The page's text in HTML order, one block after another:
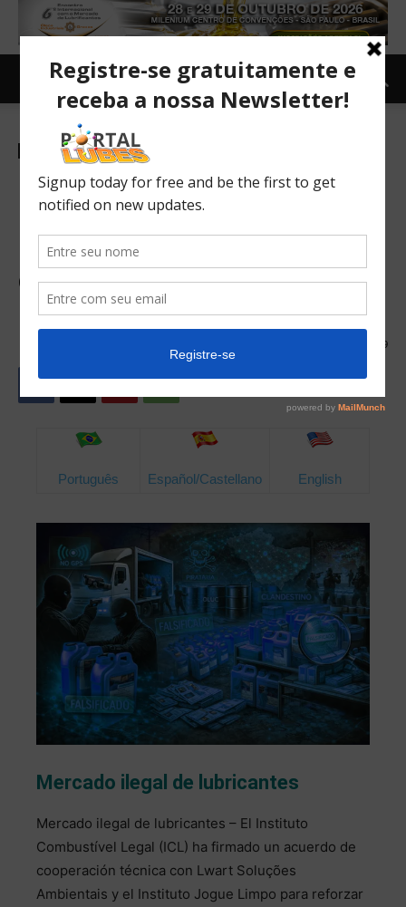
Newsletter-es
Colaboración entre el ICL,
Lwart y el Instituto Jogue
Limpo refuerza la lucha
contra el mercado ilegal de
lubricantes
19
Português Español/Castellano English
Mercado ilegal de lubricantes
Mercado ilegal de lubricantes – El Instituto
Combustível Legal (ICL) ha firmado un acuerdo de
cooperación técnica con Lwart Soluções
Ambientais y el Instituto Jogue Limpo para reforzar